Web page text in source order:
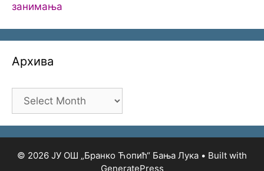
занимања
Архива
Архива
© 2026 ЈУ ОШ „Бранко Ћопић“ Бања Лука • Built with
GeneratePress